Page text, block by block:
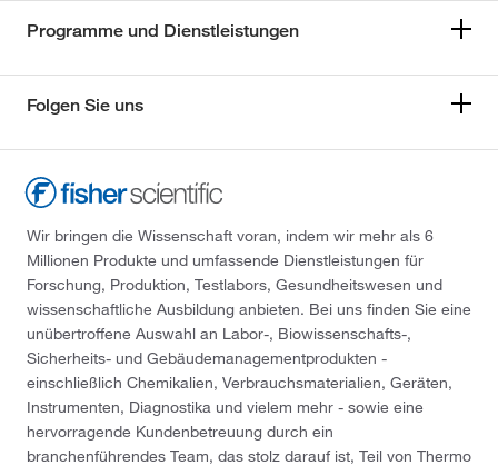
Programme und Dienstleistungen
Folgen Sie uns
Wir bringen die Wissenschaft voran, indem wir mehr als 6
Millionen Produkte und umfassende Dienstleistungen für
Forschung, Produktion, Testlabors, Gesundheitswesen und
wissenschaftliche Ausbildung anbieten. Bei uns finden Sie eine
unübertroffene Auswahl an Labor-, Biowissenschafts-,
Sicherheits- und Gebäudemanagementprodukten -
einschließlich Chemikalien, Verbrauchsmaterialien, Geräten,
Instrumenten, Diagnostika und vielem mehr - sowie eine
hervorragende Kundenbetreuung durch ein
branchenführendes Team, das stolz darauf ist, Teil von Thermo